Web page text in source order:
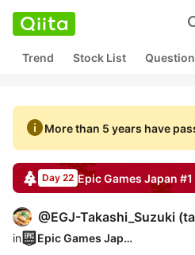
Trend Stock List Question
infoMore than 5 years have
Day 22 Epic Games Japan #1
@EGJ-Takashi_Suzuki (
in Epic Games Japan